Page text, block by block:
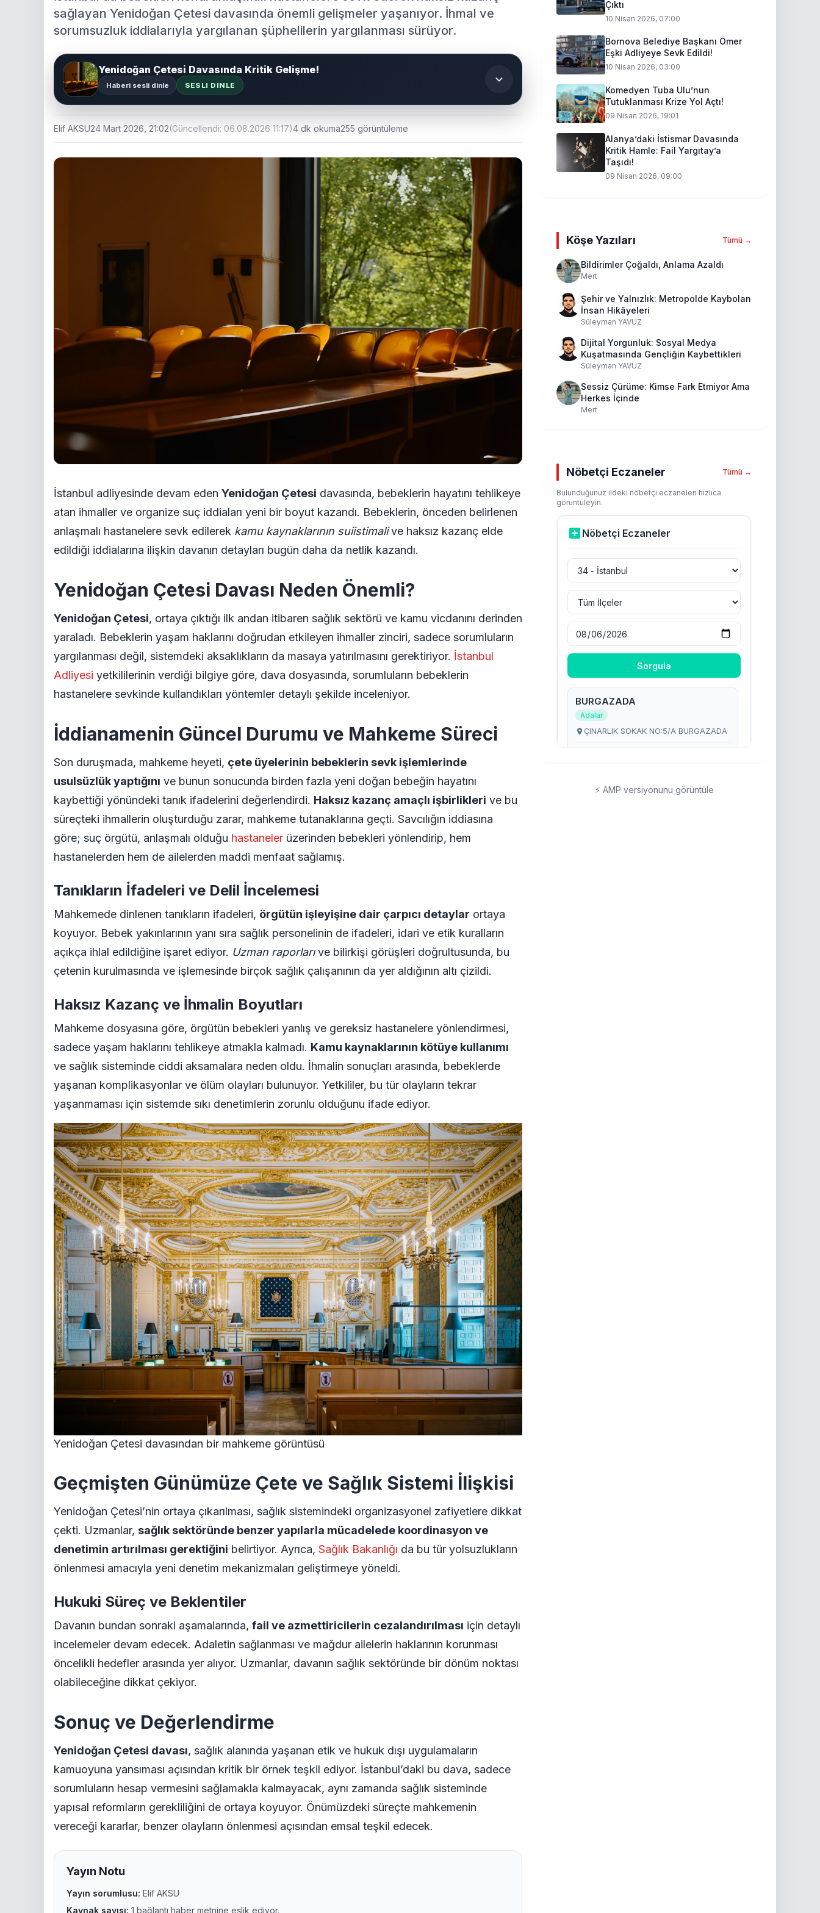
sağlayan Yenidoğan Çetesi davasında önemli gelişmeler yaşanıyor. İhmal ve
sorumsuzluk iddialarıyla yargılanan şüphelilerin yargılanması sürüyor.
Yenidoğan Çetesi Davasında Kritik Gelişme!
Haberi sesli dinle SESLI DINLE
Elif AKSU24 Mart 2026, 21:02(Güncellendi: 06.08.2026 11:17)4 dk okuma255 görüntüleme
İstanbul adliyesinde devam eden Yenidoğan Çetesi davasında, bebeklerin hayatını tehlikeye
atan ihmaller ve organize suç iddiaları yeni bir boyut kazandı. Bebeklerin, önceden belirlenen
anlaşmalı hastanelere sevk edilerek kamu kaynaklarının suiistimalive haksız kazanç elde
edildiği iddialarına ilişkin davanın detayları bugün daha da netlik kazandı.
Yenidoğan Çetesi Davası Neden Önemli?
Yenidoğan Çetesi, ortaya çıktığı ilk andan itibaren sağlık sektörü ve kamu vicdanını derinden
yaraladı. Bebeklerin yaşam haklarını doğrudan etkileyen ihmaller zinciri, sadece sorumluların
yargılanması değil, sistemdeki aksaklıkların da masaya yatırılmasını gerektiriyor. İstanbul
Adliyesi yetkililerinin verdiği bilgiye göre, dava dosyasında, sorumluların bebeklerin
hastanelere sevkinde kullandıkları yöntemler detaylı şekilde inceleniyor.
İddianamenin Güncel Durumu ve Mahkeme Süreci
Son duruşmada, mahkeme heyeti, çete üyelerinin bebeklerin sevk işlemlerinde
usulsüzlük yaptığını ve bunun sonucunda birden fazla yeni doğan bebeğin hayatını
kaybettiği yönündeki tanık ifadelerini değerlendirdi. Haksız kazanç amaçlı işbirlikleri ve bu
süreçteki ihmallerin oluşturduğu zarar, mahkeme tutanaklarına geçti. Savcılığın iddiasına
göre; suç örgütü, anlaşmalı olduğu hastaneler üzerinden bebekleri yönlendirip, hem
hastanelerden hem de ailelerden maddi menfaat sağlamış.
Tanıkların İfadeleri ve Delil İncelemesi
Mahkemede dinlenen tanıkların ifadeleri, örgütün işleyişine dair çarpıcı detaylar ortaya
koyuyor. Bebek yakınlarının yanı sıra sağlık personelinin de ifadeleri, idari ve etik kuralların
açıkça ihlal edildiğine işaret ediyor. Uzman raporlarıve bilirkişi görüşleri doğrultusunda, bu
çetenin kurulmasında ve işlemesinde birçok sağlık çalışanının da yer aldığının altı çizildi.
Haksız Kazanç ve İhmalin Boyutları
Mahkeme dosyasına göre, örgütün bebekleri yanlış ve gereksiz hastanelere yönlendirmesi,
sadece yaşam haklarını tehlikeye atmakla kalmadı. Kamu kaynaklarının kötüye kullanımı
ve sağlık sisteminde ciddi aksamalara neden oldu. İhmalin sonuçları arasında, bebeklerde
yaşanan komplikasyonlar ve ölüm olayları bulunuyor. Yetkililer, bu tür olayların tekrar
yaşanmaması için sistemde sıkı denetimlerin zorunlu olduğunu ifade ediyor.
Yenidoğan Çetesi davasından bir mahkeme görüntüsü
Geçmişten Günümüze Çete ve Sağlık Sistemi İlişkisi
Yenidoğan Çetesi’nin ortaya çıkarılması, sağlık sistemindeki organizasyonel zafiyetlere dikkat
çekti. Uzmanlar, sağlık sektöründe benzer yapılarla mücadelede koordinasyon ve
denetimin artırılması gerektiğini belirtiyor. Ayrıca, Sağlık Bakanlığı da bu tür yolsuzlukların
önlenmesi amacıyla yeni denetim mekanizmaları geliştirmeye yöneldi.
Hukuki Süreç ve Beklentiler
Davanın bundan sonraki aşamalarında, fail ve azmettiricilerin cezalandırılması için detaylı
incelemeler devam edecek. Adaletin sağlanması ve mağdur ailelerin haklarının korunması
öncelikli hedefler arasında yer alıyor. Uzmanlar, davanın sağlık sektöründe bir dönüm noktası
olabileceğine dikkat çekiyor.
Sonuç ve Değerlendirme
Yenidoğan Çetesi davası, sağlık alanında yaşanan etik ve hukuk dışı uygulamaların
kamuoyuna yansıması açısından kritik bir örnek teşkil ediyor. İstanbul’daki bu dava, sadece
sorumluların hesap vermesini sağlamakla kalmayacak, aynı zamanda sağlık sisteminde
yapısal reformların gerekliliğini de ortaya koyuyor. Önümüzdeki süreçte mahkemenin
vereceği kararlar, benzer olayların önlenmesi açısından emsal teşkil edecek.
Yayın Notu
Yayın sorumlusu: Elif AKSU
Kaynak sayısı: 1 bağlantı haber metnine eşlik ediyor.
Çıktı
10 Nisan 2026, 07:00
Bornova Belediye Başkanı Ömer
Eşki Adliyeye Sevk Edildi!
10 Nisan 2026, 03:00
Komedyen Tuba Ulu’nun
Tutuklanması Krize Yol Açtı!
09 Nisan 2026, 19:01
Alanya’daki İstismar Davasında
Kritik Hamle: Fail Yargıtay’a
Taşıdı!
09 Nisan 2026, 09:00
Köşe Yazıları Tümü →
Bildirimler Çoğaldı, Anlama Azaldı
Mert
Şehir ve Yalnızlık: Metropolde Kaybolan
İnsan Hikâyeleri
Süleyman YAVUZ
Dijital Yorgunluk: Sosyal Medya
Kuşatmasında Gençliğin Kaybettikleri
Süleyman YAVUZ
Sessiz Çürüme: Kimse Fark Etmiyor Ama
Herkes İçinde
Mert
Nöbetçi Eczaneler Tümü →
Bulunduğunuz ildeki nöbetçi eczaneleri hızlıca
görüntüleyin.
⚡ AMP versiyonunu görüntüle